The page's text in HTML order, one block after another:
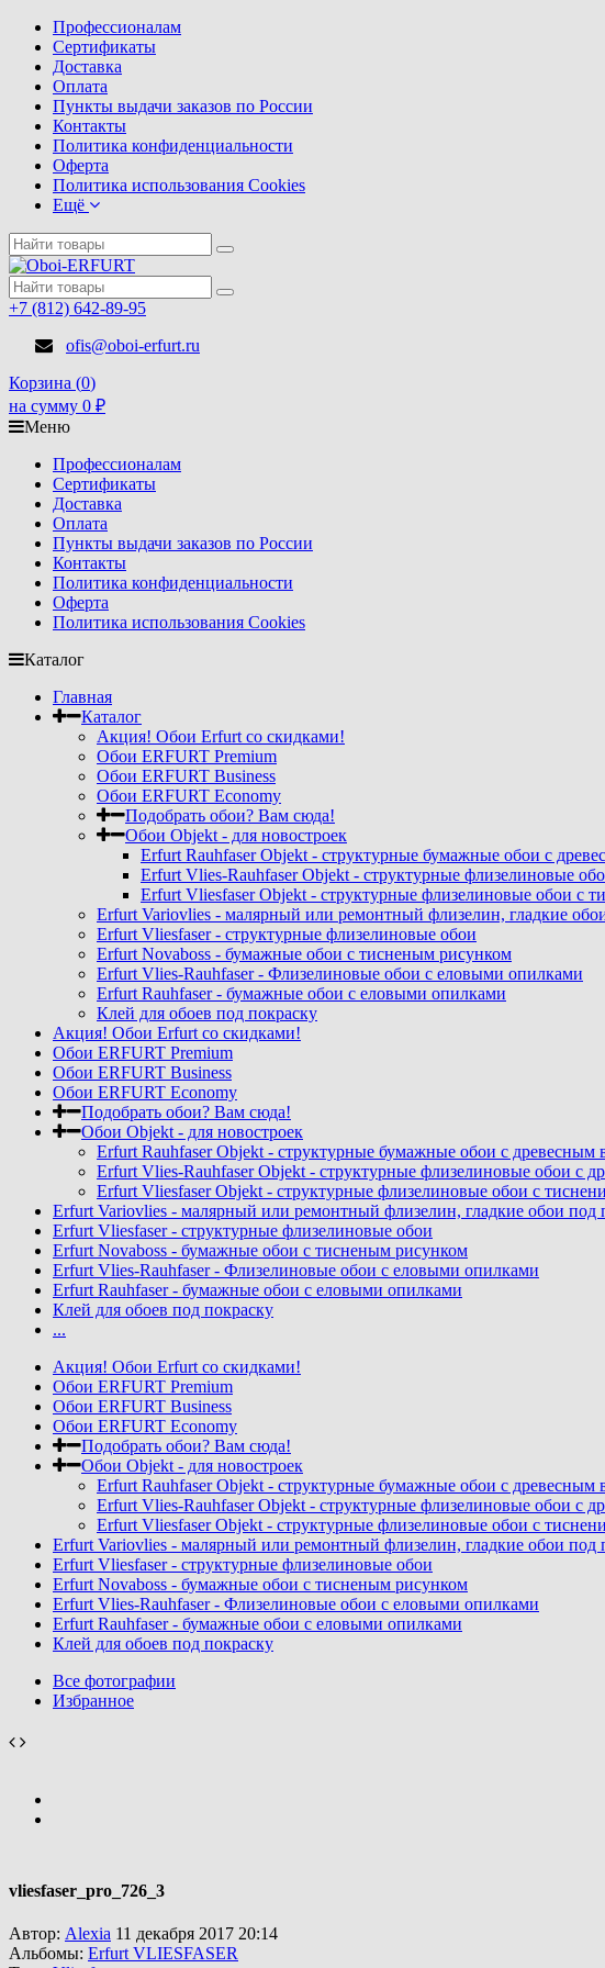
Профессионалам
Сертификаты
Доставка
Оплата
Пункты выдачи заказов по России
Контакты
Политика конфиденциальности
Оферта
Политика использования Cookies
Ещё
+7 (812) 642-89-95
ofis@oboi-erfurt.ru
Корзина (0)
на сумму 0 ₽
Меню
Профессионалам
Сертификаты
Доставка
Оплата
Пункты выдачи заказов по России
Контакты
Политика конфиденциальности
Оферта
Политика использования Cookies
Каталог
Главная
Каталог
Акция! Обои Erfurt со скидками!
Обои ERFURT Premium
Обои ERFURT Business
Обои ERFURT Economy
Подобрать обои? Вам сюда!
Обои Objekt - для новостроек
Erfurt Rauhfaser Objekt - cтруктурные бумажные обои с
Erfurt Vlies-Rauhfaser Objekt - структурные флизелиновые
Erfurt Vliesfaser Objekt - структурные флизелиновые обои с
Erfurt Variovlies - малярный или ремонтный флизелин, гладкие
Erfurt Vliesfaser - структурные флизелиновые обои
Erfurt Novaboss - бумажные обои с тисненым рисунком
Erfurt Vlies-Rauhfaser - Флизелиновые обои с еловыми опилками
Erfurt Rauhfaser - бумажные обои с еловыми опилками
Клей для обоев под покраску
Акция! Обои Erfurt со скидками!
Обои ERFURT Premium
Обои ERFURT Business
Обои ERFURT Economy
Подобрать обои? Вам сюда!
Обои Objekt - для новостроек
Erfurt Rauhfaser Objekt - cтруктурные бумажные обои с древесным
Erfurt Vlies-Rauhfaser Objekt - структурные флизелиновые обои с
Erfurt Vliesfaser Objekt - структурные флизелиновые обои с
Erfurt Variovlies - малярный или ремонтный флизелин, гладкие обои под
Erfurt Vliesfaser - структурные флизелиновые обои
Erfurt Novaboss - бумажные обои с тисненым рисунком
Erfurt Vlies-Rauhfaser - Флизелиновые обои с еловыми опилками
Erfurt Rauhfaser - бумажные обои с еловыми опилками
Клей для обоев под покраску
...
Акция! Обои Erfurt со скидками!
Обои ERFURT Premium
Обои ERFURT Business
Обои ERFURT Economy
Подобрать обои? Вам сюда!
Обои Objekt - для новостроек
Erfurt Rauhfaser Objekt - cтруктурные бумажные обои с древесным
Erfurt Vlies-Rauhfaser Objekt - структурные флизелиновые обои с
Erfurt Vliesfaser Objekt - структурные флизелиновые обои с
Erfurt Variovlies - малярный или ремонтный флизелин, гладкие обои под
Erfurt Vliesfaser - структурные флизелиновые обои
Erfurt Novaboss - бумажные обои с тисненым рисунком
Erfurt Vlies-Rauhfaser - Флизелиновые обои с еловыми опилками
Erfurt Rauhfaser - бумажные обои с еловыми опилками
Клей для обоев под покраску
Все фотографии
Избранное
vliesfaser_pro_726_3
Автор: Alexia 11 декабря 2017 20:14
Альбомы: Erfurt VLIESFASER